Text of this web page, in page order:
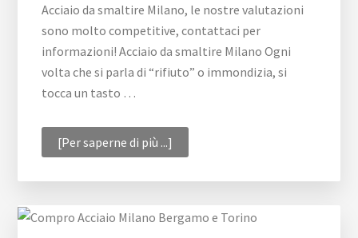
Acciaio da smaltire Milano, le nostre valutazioni
sono molto competitive, contattaci per
informazioni! Acciaio da smaltire Milano Ogni
volta che si parla di “rifiuto” o immondizia, si
tocca un tasto …
[Per saperne di più ...]
da
smaltire